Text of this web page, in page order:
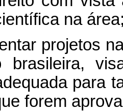
na
projetos
brasileira,
para
forem